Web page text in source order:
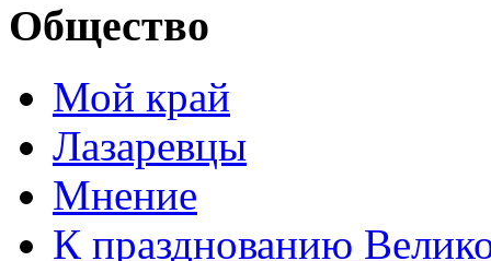
Общество
Мой край
Лазаревцы
Мнение
К празднованию